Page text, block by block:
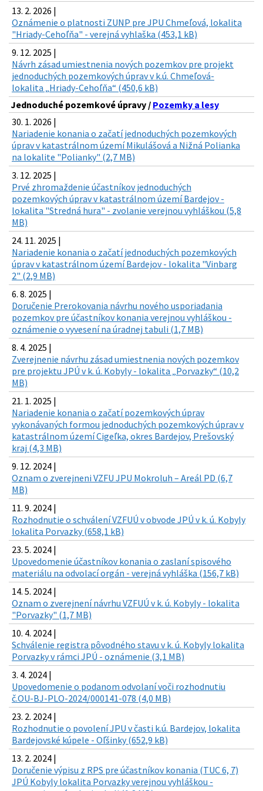
13. 2. 2026 |
Oznámenie o platnosti ZUNP pre JPU Chmeľová, lokalita
"Hriady-Cehoľňa" - verejná vyhlaška (453,1 kB)
9. 12. 2025 |
Návrh zásad umiestnenia nových pozemkov pre projekt
jednoduchých pozemkových úprav v k.ú. Chmeľová-
lokalita „Hriady-Cehoľňa“ (450,6 kB)
Jednoduché pozemkové úpravy / Pozemky a lesy
30. 1. 2026 |
Nariadenie konania o začatí jednoduchých pozemkových
úprav v katastrálnom území Mikulášová a Nižná Polianka
na lokalite "Polianky" (2,7 MB)
3. 12. 2025 |
Prvé zhromaždenie účastníkov jednoduchých
pozemkových úprav v katastrálnom území Bardejov -
lokalita "Stredná hura" - zvolanie verejnou vyhláškou (5,8
MB)
24. 11. 2025 |
Nariadenie konania o začatí jednoduchých pozemkových
úprav v katastrálnom území Bardejov - lokalita "Vinbarg
2" (2,9 MB)
6. 8. 2025 |
Doručenie Prerokovania návrhu nového usporiadania
pozemkov pre účastníkov konania verejnou vyhláškou -
oznámenie o vyvesení na úradnej tabuli (1,7 MB)
8. 4. 2025 |
Zverejnenie návrhu zásad umiestnenia nových pozemkov
pre projektu JPÚ v k. ú. Kobyly - lokalita „Porvazky“ (10,2
MB)
21. 1. 2025 |
Nariadenie konania o začatí pozemkových úprav
vykonávaných formou jednoduchých pozemkových úprav v
katastrálnom území Cigeľka, okres Bardejov, Prešovský
kraj (4,3 MB)
9. 12. 2024 |
Oznam o zverejneni VZFU JPU Mokroluh – Areál PD (6,7
MB)
11. 9. 2024 |
Rozhodnutie o schválení VZFUÚ v obvode JPÚ v k. ú. Kobyly
lokalita Porvazky (658,1 kB)
23. 5. 2024 |
Upovedomenie účastníkov konania o zaslaní spisového
materiálu na odvolací orgán - verejná vyhláška (156,7 kB)
14. 5. 2024 |
Oznam o zverejnení návrhu VZFUÚ v k. ú. Kobyly - lokalita
"Porvazky" (1,7 MB)
10. 4. 2024 |
Schválenie registra pôvodného stavu v k. ú. Kobyly lokalita
Porvazky v rámci JPÚ - oznámenie (3,1 MB)
3. 4. 2024 |
Upovedomenie o podanom odvolaní voči rozhodnutiu
č.OU-BJ-PLO-2024/000141-078 (4,0 MB)
23. 2. 2024 |
Rozhodnutie o povolení JPU v časti k.ú. Bardejov, lokalita
Bardejovské kúpele - Oľšinky (652,9 kB)
13. 2. 2024 |
Doručenie výpisu z RPS pre účastníkov konania (TUC 6, 7)
JPÚ Kobyly lokalita Porvazky verejnou vyhláškou -